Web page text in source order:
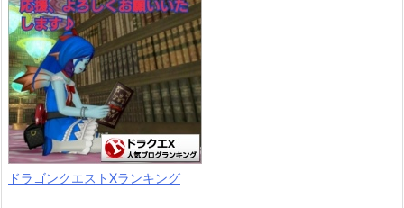
ドラゴンクエストXランキング